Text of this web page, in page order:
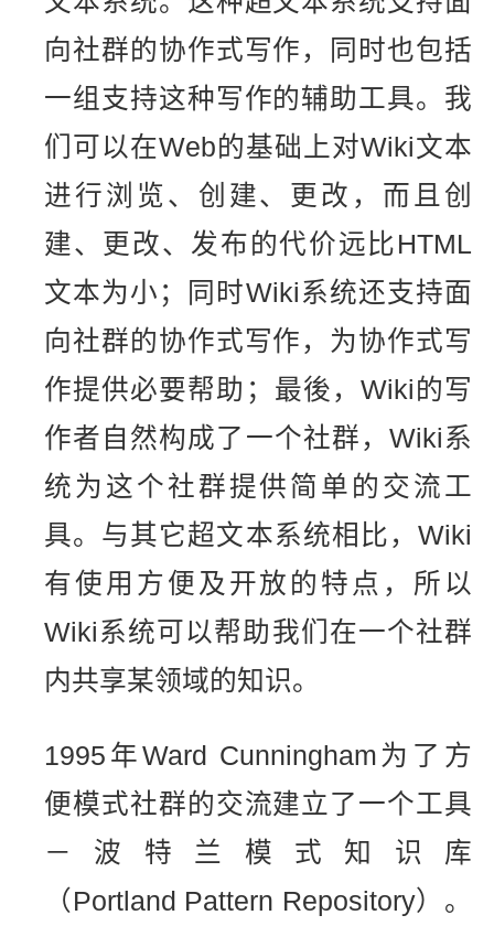
向社群的协作式写作，同时也包括
一组支持这种写作的辅助工具。我
们可以在Web的基础上对Wiki文本
进行浏览、创建、更改，而且创
建、更改、发布的代价远比HTML
文本为小；同时Wiki系统还支持面
向社群的协作式写作，为协作式写
作提供必要帮助；最後，Wiki的写
作者自然构成了一个社群，Wiki系
统为这个社群提供简单的交流工
具。与其它超文本系统相比，Wiki
有使用方便及开放的特点，所以
Wiki系统可以帮助我们在一个社群
内共享某领域的知识。
1995年Ward Cunningham为了方
便模式社群的交流建立了一个工具
－波特兰模式知识库
（Portland Pattern Repository）。